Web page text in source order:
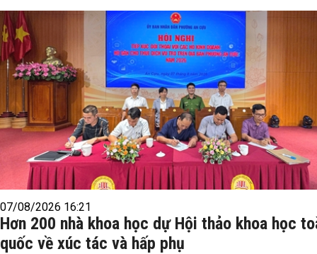
07/08/2026 16:21
Hơn 200 nhà khoa học dự Hội thảo khoa học
quốc về xúc tác và hấp phụ